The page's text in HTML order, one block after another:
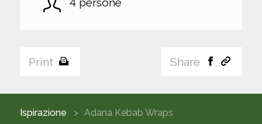
Print Share
Ispirazione Adana Kebab Wraps